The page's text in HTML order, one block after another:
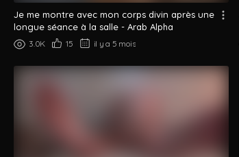
Je me montre avec mon corps divin après une
longue séance à la salle - Arab Alpha
3.0K 15 il y a 5 mois